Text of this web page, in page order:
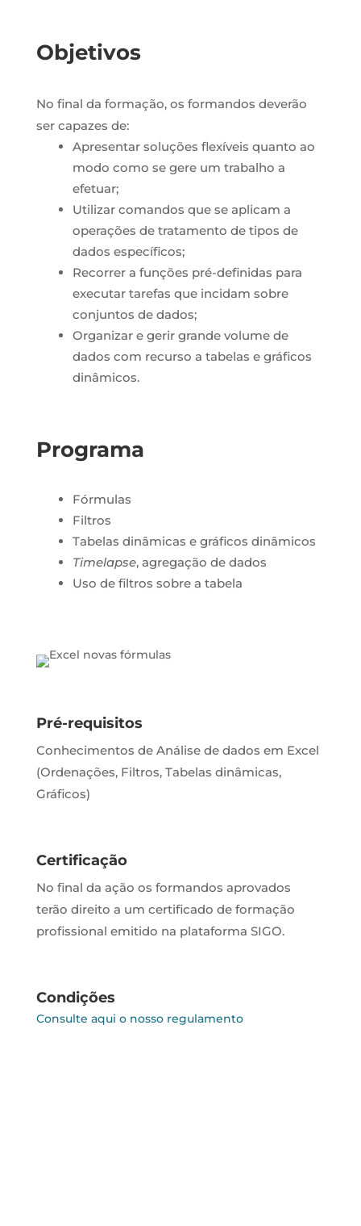
Objetivos
No final da formação, os formandos deverão
ser capazes de:
Apresentar soluções flexíveis quanto ao
modo como se gere um trabalho a
efetuar;
Utilizar comandos que se aplicam a
operações de tratamento de tipos de
dados específicos;
Recorrer a funções pré-definidas para
executar tarefas que incidam sobre
conjuntos de dados;
Organizar e gerir grande volume de
dados com recurso a tabelas e gráficos
dinâmicos.
Programa
Fórmulas
Filtros
Tabelas dinâmicas e gráficos dinâmicos
Timelapse, agregação de dados
Uso de filtros sobre a tabela
Pré-requisitos
Conhecimentos de Análise de dados em Excel
(Ordenações, Filtros, Tabelas dinâmicas,
Gráficos)
Certificação
No final da ação os formandos aprovados
terão direito a um certificado de formação
profissional emitido na plataforma SIGO.
Condições
Consulte aqui o nosso regulamento